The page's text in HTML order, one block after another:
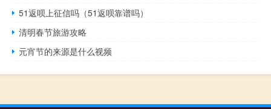
51返呗上征信吗（51返呗靠谱吗）
清明春节旅游攻略
元宵节的来源是什么视频